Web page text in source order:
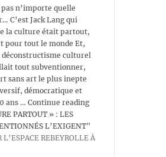
n’importe quelle
C’est Jack Lang qui
la culture était partout,
pour tout le monde Et,
déconstructisme culturel
tout subventionner,
sans art le plus inepte
démocratique et
ans … Continue reading
PARTOUT » : LES
L’EXIGENT"
L’ESPACE REBEYROLLE À